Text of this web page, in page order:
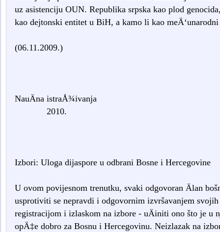
uz asistenciju OUN. Republika srpska kao plod
kao dejtonski entitet u BiH, a kamo li kao
(06.11.2009.)
NauÄna
2010.
Izbori: Uloga dijaspore u odbrani Bosne i Hercegovine
U ovom povijesnom trenutku, svaki odgovoran Älan
usprotiviti se nepravdi i odgovornim izvršavanjem
registracijom i izlaskom na izbore - uÄiniti ono što je u
opÄ‡e dobro za Bosnu i Hercegovinu. Neizlazak na